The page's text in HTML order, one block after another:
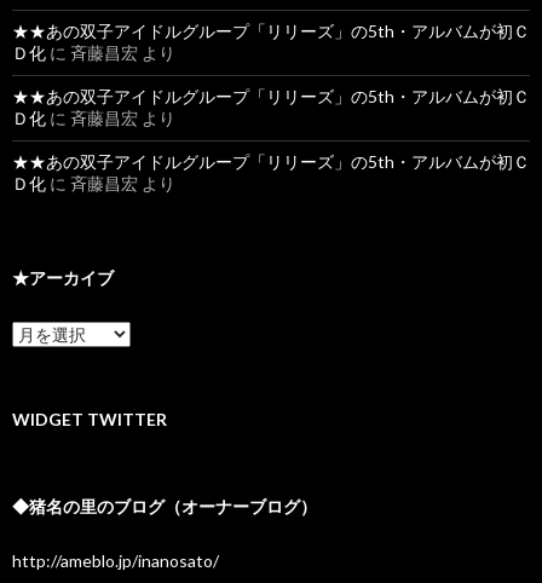
★★あの双子アイドルグループ「リリーズ」の5th・アルバムが初Ｃ
Ｄ化 に 斉藤昌宏 より
★★あの双子アイドルグループ「リリーズ」の5th・アルバムが初Ｃ
Ｄ化 に 斉藤昌宏 より
★★あの双子アイドルグループ「リリーズ」の5th・アルバムが初Ｃ
Ｄ化 に 斉藤昌宏 より
★アーカイブ
★
ア
イ
WIDGET TWITTER
◆猪名の里のブログ（オーナーブログ）
http://ameblo.jp/inanosato/